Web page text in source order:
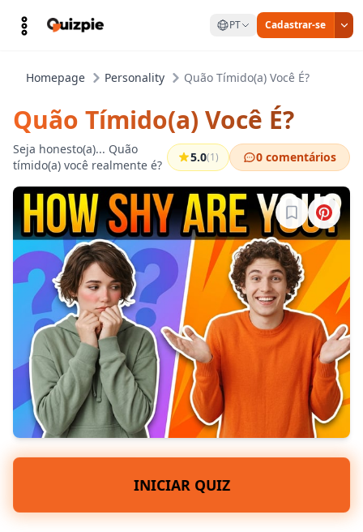
PT Cadastrar-se
Homepage Personality Quão Tímido(a) Você É?
Quão Tímido(a) Você É?
Seja honesto(a)... Quão
tímido(a) você realmente é?
5.0(1) 0 comentários
Entre para
INICIAR QUIZ